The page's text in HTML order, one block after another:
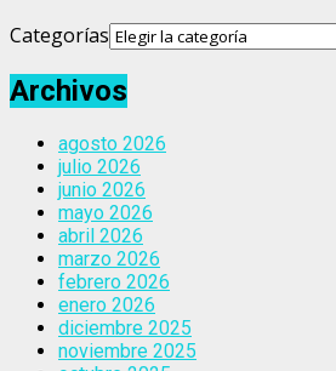
Categorías
Archivos
agosto 2026
julio 2026
junio 2026
mayo 2026
abril 2026
marzo 2026
febrero 2026
enero 2026
diciembre 2025
noviembre 2025